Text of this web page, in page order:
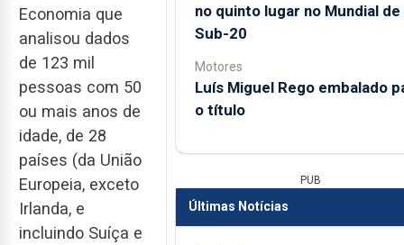
Economia que
analisou dados
de 123 mil
pessoas com 50
ou mais anos de
idade, de 28
países (da União
Europeia, exceto
Irlanda, e
incluindo Suíça e
no quinto lugar no Mundial de
Sub-20
Motores
Luís Miguel Rego embalado
o título
PUB
Últimas Notícias